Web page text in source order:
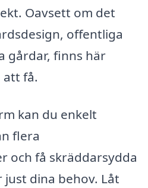
Oavsett om det
offentliga
gårdar, finns här
få.
kan du enkelt
flera
och få skräddarsydda
dina behov. Låt